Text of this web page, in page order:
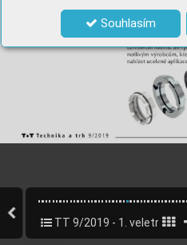
Souhlasím
TT 9/2019 - 1. veletržní